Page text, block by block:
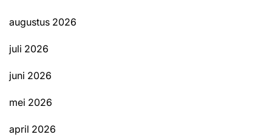
augustus 2026
juli 2026
juni 2026
mei 2026
april 2026